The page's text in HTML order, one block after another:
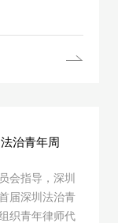
治青年周
会指导，深圳
届深圳法治青
织青年律师代